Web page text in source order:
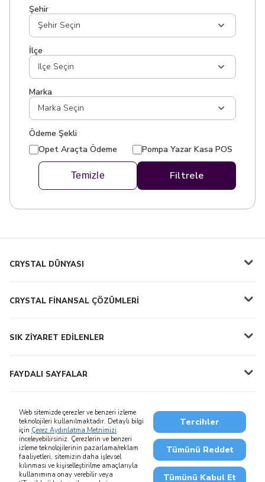
Şehir
İlçe
Marka
Ödeme Şekli
Opet Araçta Ödeme
Pompa Yazar Kasa POS
Temizle Filtrele
CRYSTAL DÜNYASI
CRYSTAL FİNANSAL ÇÖZÜMLERİ
SIK ZİYARET EDİLENLER
FAYDALI SAYFALAR
0850 222 0 444 444 0 444
Web sitemizde çerezler ve benzeri izleme
teknolojileri kullanılmaktadır. Detaylı bilgi
için Çerez Aydınlatma Metnimizi
inceleyebilirsiniz. Çerezlerin ve benzeri
izleme teknolojilerinin pazarlama/reklam
faaliyetleri, sitemizin daha işlevsel
kılınması ve kişiselleştirilme amaçlarıyla
kullanımına onay verebilir veya
Tercihler
Tümünü Reddet
Tümünü Kabul Et